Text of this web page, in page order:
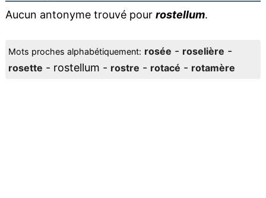
Aucun antonyme trouvé pour rostellum.
Mots proches alphabétiquement: rosée - roselière -
rosette - rostellum - rostre - rotacé - rotamère